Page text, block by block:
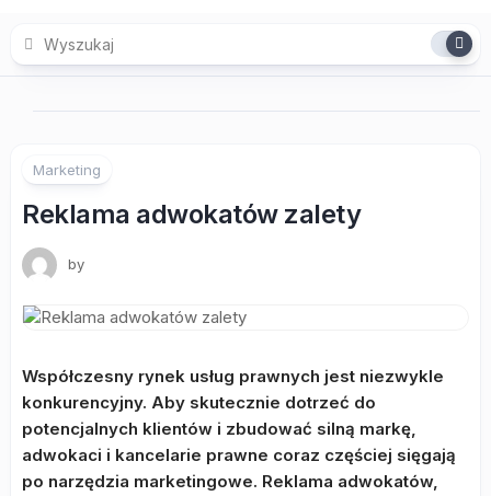
content
Marketing
Reklama adwokatów zalety
by
Współczesny rynek usług prawnych jest niezwykle
konkurencyjny. Aby skutecznie dotrzeć do
potencjalnych klientów i zbudować silną markę,
adwokaci i kancelarie prawne coraz częściej sięgają
po narzędzia marketingowe. Reklama adwokatów,